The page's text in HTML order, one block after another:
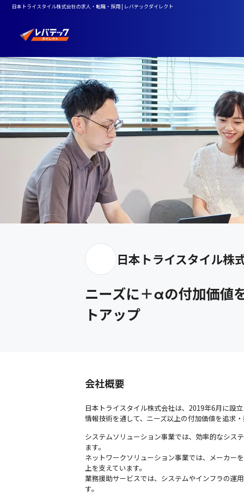
日本トライスタイル株式会社の求人・転職・採用 | レバテックダイレクト
日本トライスタイル株
ニーズに＋αの付加価値
トアップ
会社概要
日本トライスタイル株式会社は、2019年6月に設
情報技術を通して、ニーズ以上の付加価値を追求・
システムソリューション事業では、効率的なシス
ます。
ネットワークソリューション事業では、メーカー
上を支えています。
業務援助サービスでは、システムやインフラの運
す。